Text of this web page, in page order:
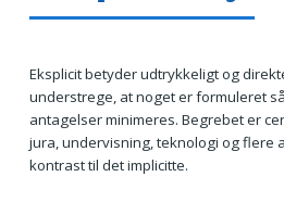
Eksplicit betyder udtrykkeligt og
understrege, at noget er formuleret
antagelser minimeres. Begrebet er
jura, undervisning, teknologi og flere
kontrast til det implicitte.